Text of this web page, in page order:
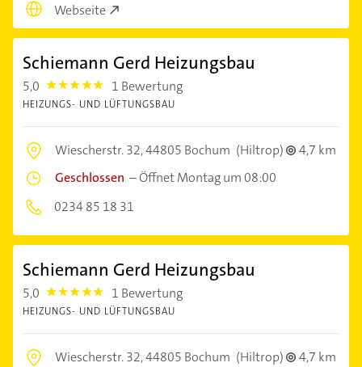
Webseite
Schiemann Gerd Heizungsbau
5,0 5.0 1 Bewertung
HEIZUNGS- UND LÜFTUNGSBAU
Wiescherstr. 32,44805 Bochum (Hiltrop)
4,7 km
Geschlossen –Öffnet Montag um 08:00
0234 85 18 31
Schiemann Gerd Heizungsbau
5,0 5.0 1 Bewertung
HEIZUNGS- UND LÜFTUNGSBAU
Wiescherstr. 32,44805 Bochum (Hiltrop)
4,7 km